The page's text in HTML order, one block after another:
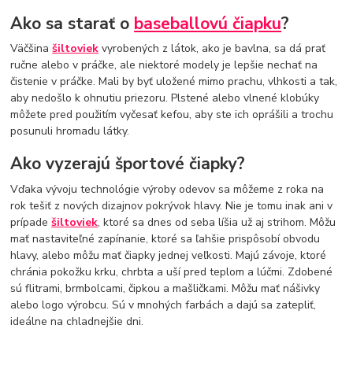
Ako sa starať o baseballovú čiapku?
Väčšinašiltoviek vyrobených z látok, ako je bavlna, sa dá prať
ručne alebo v práčke, ale niektoré modely je lepšie nechať na
čistenie v práčke. Mali by byť uložené mimo prachu, vlhkosti a tak,
aby nedošlo k ohnutiu priezoru. Plstené alebo vlnené klobúky
môžete pred použitím vyčesať kefou, aby ste ich oprášili a trochu
posunuli hromadu látky.
Ako vyzerajú športové čiapky?
Vďaka vývoju technológie výroby odevov sa môžeme z roka na
rok tešiť z nových dizajnov pokrývok hlavy. Nie je tomu inak ani v
prípadešiltoviek, ktoré sa dnes od seba líšia už aj strihom. Môžu
mať nastaviteľné zapínanie, ktoré sa ľahšie prispôsobí obvodu
hlavy, alebo môžu mať čiapky jednej veľkosti. Majú závoje, ktoré
chránia pokožku krku, chrbta a uší pred teplom a lúčmi. Zdobené
sú flitrami, brmbolcami, čipkou a mašličkami. Môžu mať nášivky
alebo logo výrobcu. Sú v mnohých farbách a dajú sa zatepliť,
ideálne na chladnejšie dni.